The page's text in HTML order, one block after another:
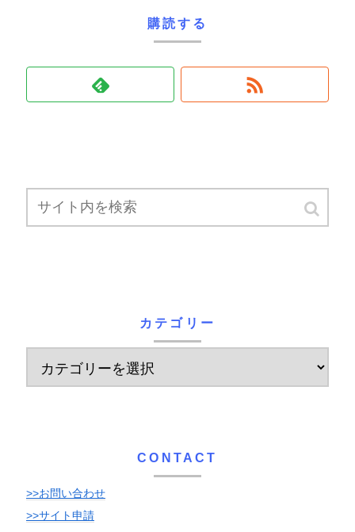
購読する
カテゴリー
CONTACT
>>お問い合わせ
>>サイト申請